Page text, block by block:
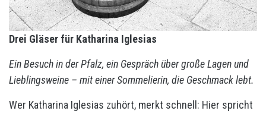
Drei Gläser für Katharina Iglesias
Ein Besuch in der Pfalz, ein Gespräch über große Lagen und
Lieblingsweine – mit einer Sommelierin, die Geschmack lebt.
Wer Katharina Iglesias zuhört, merkt schnell: Hier spricht